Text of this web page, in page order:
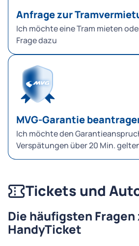
Anfrage zur
Ich möchte eine Tram mieten
Frage dazu
MVG-Garantie
Ich möchte den
Verspätungen über 20 Min.
Tickets und
Die häufigsten Fragen
HandyTicket